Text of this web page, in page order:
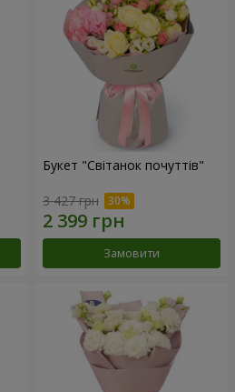
Букет "Світанок почуттів"
3 427 грн
Замовити